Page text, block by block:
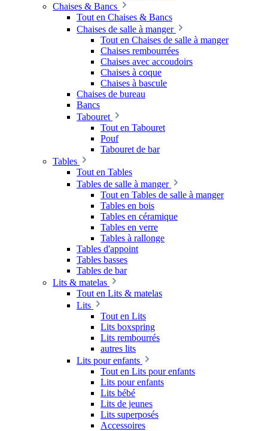
Chaises & Bancs
Tout en Chaises & Bancs
Chaises de salle à manger
Tout en Chaises de salle à manger
Chaises rembourrées
Chaises avec accoudoirs
Chaises à coque
Chaises à bascule
Chaises de bureau
Bancs
Tabouret
Tout en Tabouret
Pouf
Tabouret de bar
Tables
Tout en Tables
Tables de salle à manger
Tout en Tables de salle à manger
Tables en bois
Tables en céramique
Tables en verre
Tables à rallonge
Tables d'appoint
Tables basses
Tables de bar
Lits & matelas
Tout en Lits & matelas
Lits
Tout en Lits
Lits boxspring
Lits rembourrés
autres lits
Lits pour enfants
Tout en Lits pour enfants
Lits pour enfants
Lits bébé
Lits de jeunes
Lits superposés
Accessoires